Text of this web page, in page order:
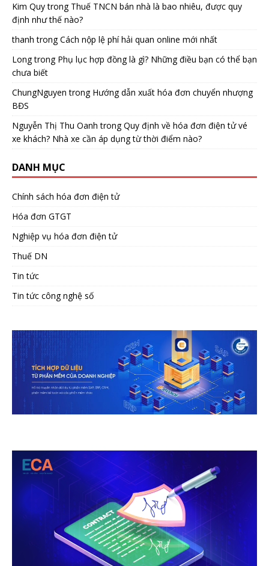
Kim Quytrong Thuế TNCN bán nhà là bao nhiêu, được quy
định như thế nào?
thanh trongCách nộp lệ phí hải quan online mới nhất
Longtrong Phụ lục hợp đồng là gì? Những điều bạn có thể bạn
chưa biết
ChungNguyen trong Hướng dẫn xuất hóa đơn chuyển nhượng
BĐS
Nguyễn Thị Thu Oanh trongQuy định về hóa đơn điện tử vé
xe khách? Nhà xe cần áp dụng từ thời điểm nào?
DANH MỤC
Chính sách hóa đơn điện tử
Hóa đơn GTGT
Nghiệp vụ hóa đơn điện tử
Thuế DN
Tin tức
Tin tức công nghệ số